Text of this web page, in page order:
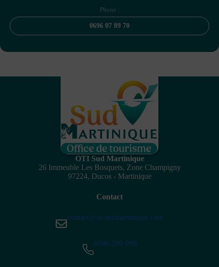
Phone :
0696 07 89 70
OTI Sud Martinique
26 Immeuble Les Bosquets, Zone Champigny
97224, Ducos - Martinique
Contact
contact@ot-sudmartinique.com
0596 280 999